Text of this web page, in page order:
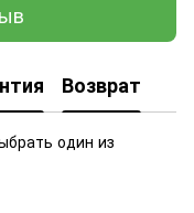
Возврат
один из